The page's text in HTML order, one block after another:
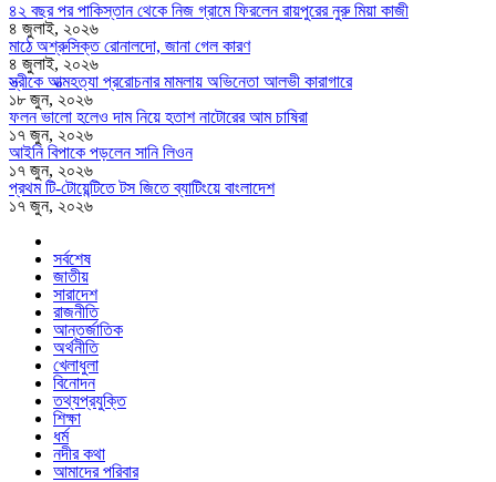
৪২ বছর পর পাকিস্তান থেকে নিজ গ্রামে ফিরলেন রায়পুরের নুরু মিয়া কাজী
৪ জুলাই, ২০২৬
মাঠে অশ্রুসিক্ত রোনালদো, জানা গেল কারণ
৪ জুলাই, ২০২৬
স্ত্রীকে আত্মহত্যা প্ররোচনার মামলায় অভিনেতা আলভী কারাগারে
১৮ জুন, ২০২৬
ফলন ভালো হলেও দাম নিয়ে হতাশ নাটোরের আম চাষিরা
১৭ জুন, ২০২৬
আইনি বিপাকে পড়লেন সানি লিওন
১৭ জুন, ২০২৬
প্রথম টি-টোয়েন্টিতে টস জিতে ব্যাটিংয়ে বাংলাদেশ
১৭ জুন, ২০২৬
সর্বশেষ
জাতীয়
সারাদেশ
রাজনীতি
আন্তর্জাতিক
অর্থনীতি
খেলাধুলা
বিনোদন
তথ্যপ্রযুক্তি
শিক্ষা
ধর্ম
নদীর কথা
আমাদের পরিবার